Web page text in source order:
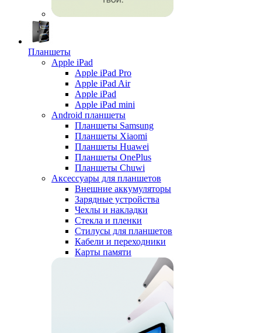
Планшеты
Apple iPad
Apple iPad Pro
Apple iPad Air
Apple iPad
Apple iPad mini
Android планшеты
Планшеты Samsung
Планшеты Xiaomi
Планшеты Huawei
Планшеты OnePlus
Планшеты Chuwi
Аксессуары для планшетов
Внешние аккумуляторы
Зарядные устройства
Чехлы и накладки
Стекла и пленки
Стилусы для планшетов
Кабели и переходники
Карты памяти